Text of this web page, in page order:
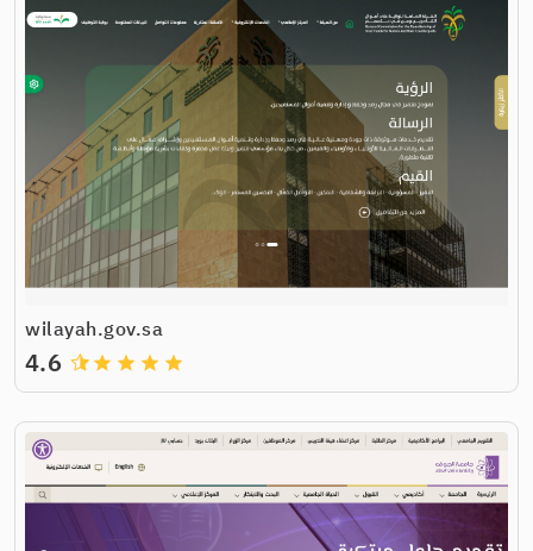
wilayah.gov.sa
grade
grade
grade
grade
4.6